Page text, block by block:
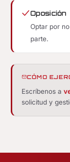
Oposición
Optar por
parte.
CÓMO
Escríbenos a
solicitud y